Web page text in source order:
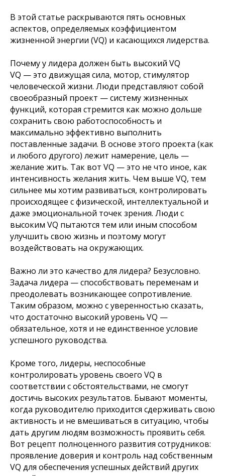
В этой статье раскрываются пять основных
аспектов, определяемых коэффициентом
жизненной энергии (VQ) и касающихся лидерства.
Почему у лидера должен быть высокий VQ
VQ — это движущая сила, мотор, стимулятор
человеческой жизни. Люди представляют собой
своеобразный проект — систему жизненных
функций, которая стремится как можно дольше
сохранить свою работоспособность и
максимально эффективно выполнить
поставленные задачи. В основе этого проекта (как
и любого другого) лежит намерение, цель —
желание жить. Так вот VQ — это не что иное, как
интенсивность желания жить. Чем выше VQ, тем
сильнее мы хотим развиваться, контролировать
происходящее с физической, интеллектуальной и
даже эмоциональной точек зрения. Люди с
высоким VQ пытаются тем или иным способом
улучшить свою жизнь и поэтому могут
воздействовать на окружающих.
Важно ли это качество для лидера? Безусловно.
Задача лидера — способствовать переменам и
преодолевать возникающее сопротивление.
Таким образом, можно с уверенностью сказать,
что достаточно высокий уровень VQ —
обязательное, хотя и не единственное условие
успешного руководства.
Кроме того, лидеры, неспособные
контролировать уровень своего VQ в
соответствии с обстоятельствами, не смогут
достичь высоких результатов. Бывают моменты,
когда руководителю приходится сдерживать свою
активность и не вмешиваться в ситуацию, чтобы
дать другим людям возможность проявить себя.
Вот рецепт полноценного развития сотрудников:
проявление доверия и контроль над собственным
VQ для обеспечения успешных действий других